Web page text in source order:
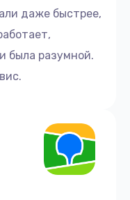
даже быстрее,
была разумной.